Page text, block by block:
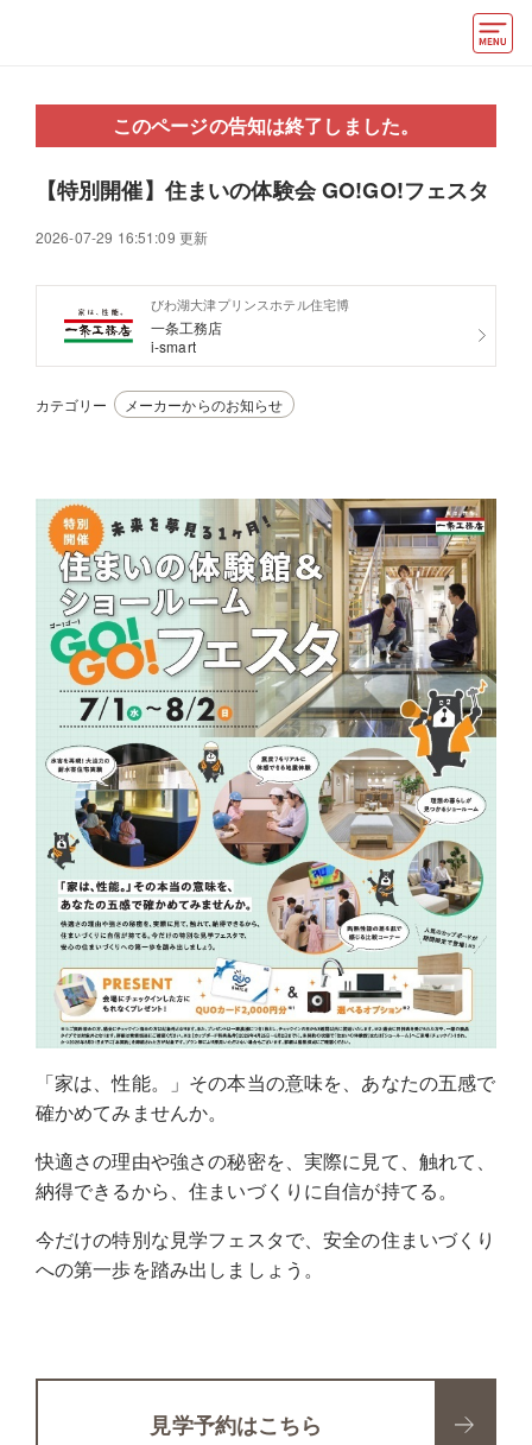
住宅会社・ハウスメーカー
イベント情報・プレゼント
アクセス
好みからモデルハウスを探す
住まいづくりお役立ち情報
他の展示場 ABCハウジングトップ
このページの告知は終了しました。
【特別開催】住まいの体験会 GO!GO!フェスタ
2026-07-29 16:51:09 更新
びわ湖大津プリンスホテル住宅博
一条工務店
i-smart
カテゴリー メーカーからのお知らせ
「家は、性能。」その本当の意味を、あなたの五感で
確かめてみませんか。
快適さの理由や強さの秘密を、実際に見て、触れて、
納得できるから、住まいづくりに自信が持てる。
今だけの特別な見学フェスタで、安全の住まいづくり
への第一歩を踏み出しましょう。
見学予約はこちら